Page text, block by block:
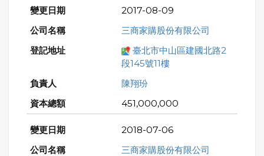
2017-08-09
三商家購股份有限公司
臺北市中山區建國北路2
段145號11樓
陳翔玢
451,000,000
2018-07-06
三商家購股份有限公司